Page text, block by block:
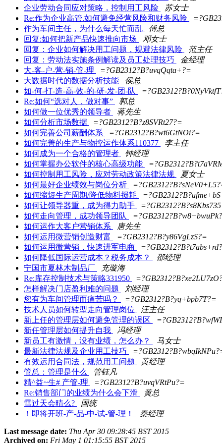
企业劳动合同应对策略，控制用工风险
苏女士
Re:作为企业高管.如何避免经营风险和财务风险
作为车间主任，为什么每天忙而乱
傅总
回复:如何把新产品快速推向市场
邓女士
回复：企业如何解决用工问题，规避法律风险
范主任
回复：劳动法实施条例解读及员工处理技巧
金经理
大-客-户-营-销-管-理
=?GB2312?B?uvqQqta+?=
大数据时代的数据分析技能
侯总
如-何-打-造-高-效-的-研-发-团-队
Re:如何“选对人，做对事”
郭总
如何做一位优秀的领导者
蒋先生
如何分析市场数据
=?GB2312?B?z8SVRt27?=
如何完善公司薪酬体系
=?GB2312?B?wt6GtNOi?=
如何完善的生产与物控运作体系110377
李主任
如何成为一个合格的管理者
钟经理
如何掌握办公软件的核心高级功能
如何控制用工风险，应对劳动政策法律法规
夏女士
如何最好企业绩效与岗位分析
如何缩短生产周期/降低物料损耗
如何让领导器重，成为得力助手
如何走向管理，成功领导团队
如何运作大客户营销体系
唐先生
如何运用微营销创造财富
=?GB2312?B?y86VgLzS?=
如何运用微营销，快速进军电商
如何降低国际运营成本？税务成本？
邵经理
宁国市夏林木制品厂
充璇海
Re:库存控制技术与策略331950
怎样解决门店盈利难的问题
刘经理
您有为车间管理而痛苦吗？
=?GB2312?B?yq+bpb7T?=
技术人员如何转型走向管理岗位
汪主任
新上任的管理层如何避免管理的误区
新任管理层如何提升自我
冯经理
新员工有激情，没有业绩，怎么办？
马女士
最新法律法规及企业用工技巧
有效运用合同法，规范用工问题
黄经理
管总：管理是什么
管钰凡
精^益~生# 产管-理
=?GB2312?B?uvqVRtPu?=
Re:销售部门的业绩为什么会下滑
黄总
雪过天会晴么?
国统
！即将开班-产-品-中-试-管-理！
秦经理
Last message date: Thu Apr 30 09:28:45 BST 2015
Archived on: Fri May 1 01:15:55 BST 2015